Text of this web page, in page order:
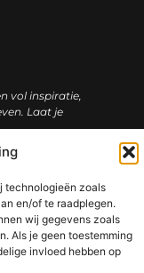
technologieën zoals
en/of te raadplegen.
wij gegevens zoals
Als je geen toestemming
invloed hebben op
vol inspiratie,
Laat je